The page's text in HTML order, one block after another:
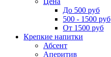
До 500 руб
500 - 1500 руб
От 1500 руб
Крепкие напитки
Абсент
Аперитив